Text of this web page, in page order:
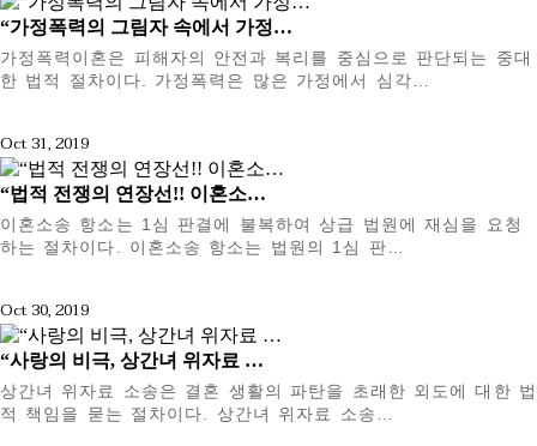
“가정폭력의 그림자 속에서 가정…
가정폭력이혼은 피해자의 안전과 복리를 중심으로 판단되는 중대
한 법적 절차이다. 가정폭력은 많은 가정에서 심각…
Oct 31, 2019
“법적 전쟁의 연장선!! 이혼소…
이혼소송 항소는 1심 판결에 불복하여 상급 법원에 재심을 요청
하는 절차이다. 이혼소송 항소는 법원의 1심 판…
Oct 30, 2019
“사랑의 비극, 상간녀 위자료 …
상간녀 위자료 소송은 결혼 생활의 파탄을 초래한 외도에 대한 법
적 책임을 묻는 절차이다. 상간녀 위자료 소송…